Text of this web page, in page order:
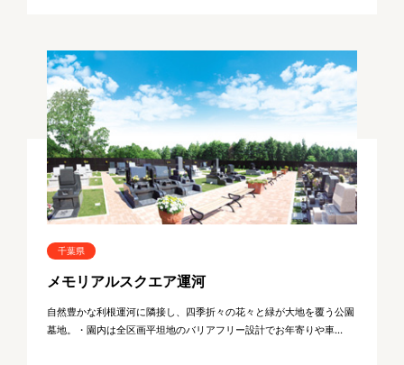
千葉県
メモリアルスクエア運河
自然豊かな利根運河に隣接し、四季折々の花々と緑が大地を覆う公園
墓地。・園内は全区画平坦地のバリアフリー設計でお年寄りや車...